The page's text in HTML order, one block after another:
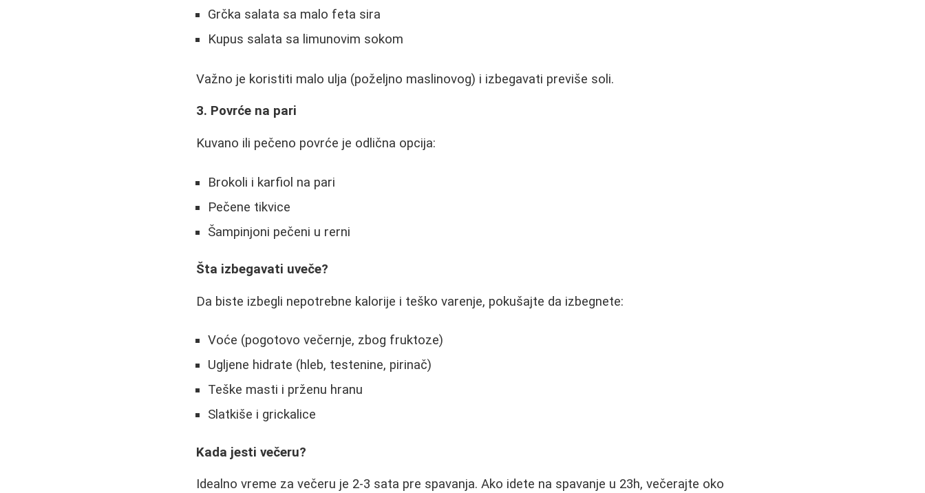
Grčka salata sa malo feta sira
Kupus salata sa limunovim sokom
Važno je koristiti malo ulja (poželjno maslinovog) i izbegavati previše soli.
3. Povrće na pari
Kuvano ili pečeno povrće je odlična opcija:
Brokoli i karfiol na pari
Pečene tikvice
Šampinjoni pečeni u rerni
Šta izbegavati uveče?
Da biste izbegli nepotrebne kalorije i teško varenje, pokušajte da izbegnete:
Voće (pogotovo večernje, zbog fruktoze)
Ugljene hidrate (hleb, testenine, pirinač)
Teške masti i prženu hranu
Slatkiše i grickalice
Kada jesti večeru?
Idealno vreme za večeru je 2-3 sata pre spavanja. Ako idete na spavanje u 23h, večerajte oko